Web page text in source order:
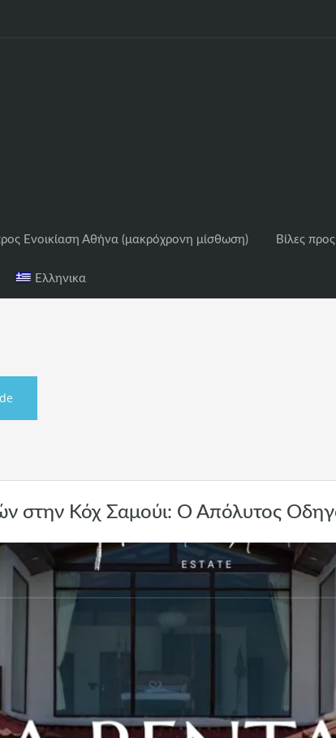
Ενοικίαση Αθήνα (μακρόχρονη μίσθωση) Βίλες
Ελληνικα
στην Κόχ Σαμούι: Ο Απόλυτος